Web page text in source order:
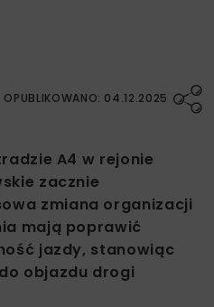
OPUBLIKOWANO: 04.12.2025
A4 w rejonie
zacznie
zmiana organizacji
mają poprawić
jazdy, stanowiąc
objazdu drogi